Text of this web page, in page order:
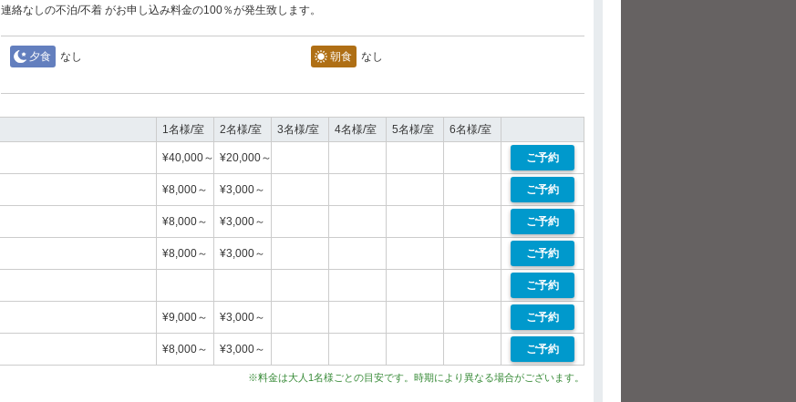
連絡なしの不泊/不着 がお申し込み料金の100％が発生致します。
夕食 なし 朝食 なし
1名様/室 2名様/室 3名様/室 4名様/室 5名様/室 6名様/室
¥40,000～ ¥20,000～ ご予約
¥8,000～ ¥3,000～ ご予約
¥8,000～ ¥3,000～ ご予約
¥8,000～ ¥3,000～ ご予約
ご予約
¥9,000～ ¥3,000～ ご予約
¥8,000～ ¥3,000～ ご予約
※料金は大人1名様ごとの目安です。時期により異なる場合がございます。